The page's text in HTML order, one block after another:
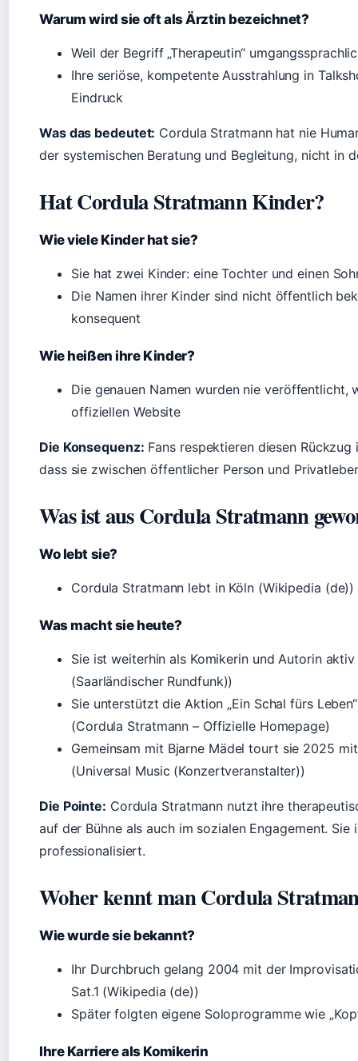
Warum wird sie oft als Ärztin bezeichnet?
Weil der Begriff „Therapeutin“
Ihre seriöse, kompetente Ausstrahlung in
Eindruck
Was das bedeutet: Cordula Stratmann hat nie
der systemischen Beratung und Begleitung, nicht in
Hat Cordula Stratmann Kinder?
Wie viele Kinder hat sie?
Sie hat zwei Kinder: eine Tochter und einen
Die Namen ihrer Kinder sind nicht öffentlich
konsequent
Wie heißen ihre Kinder?
Die genauen Namen wurden nie veröffentlicht,
offiziellen Website
Die Konsequenz: Fans respektieren diesen
dass sie zwischen öffentlicher Person und
Was ist aus Cordula Stratmann
Wo lebt sie?
Cordula Stratmann lebt in Köln (Wikipedia (de))
Was macht sie heute?
Sie ist weiterhin als Komikerin und Autorin
(Saarländischer Rundfunk))
Sie unterstützt die Aktion „Ein Schal fürs
(Cordula Stratmann – Offizielle Homepage)
Gemeinsam mit Bjarne Mädel tourt sie 2025
(Universal Music (Konzertveranstalter))
Die Pointe: Cordula Stratmann nutzt ihre
auf der Bühne als auch im sozialen Engagement. Sie
professionalisiert.
Woher kennt man Cordula
Wie wurde sie bekannt?
Ihr Durchbruch gelang 2004 mit der
Sat.1 (Wikipedia (de))
Später folgten eigene Soloprogramme wie
Ihre Karriere als Komikerin